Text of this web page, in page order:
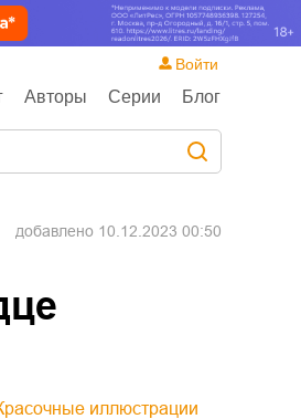
Авторы Серии Блог
Войти
добавлено 10.12.2023 00:50
Красочные иллюстрации